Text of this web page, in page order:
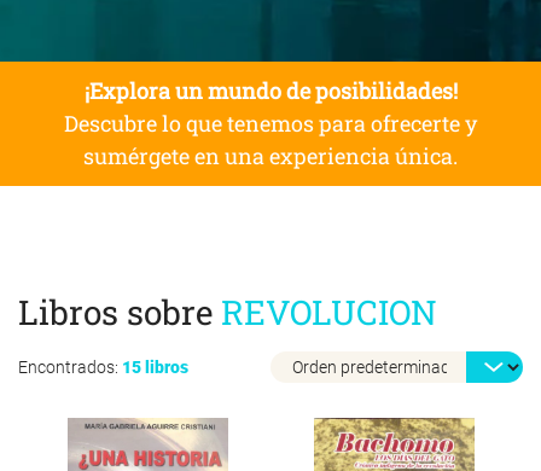
¡Explora un mundo de posibilidades!
Descubre lo que tenemos para ofrecerte y
sumérgete en una experiencia única.
Encontrados: 15 libros
Libros sobre REVOLUCION